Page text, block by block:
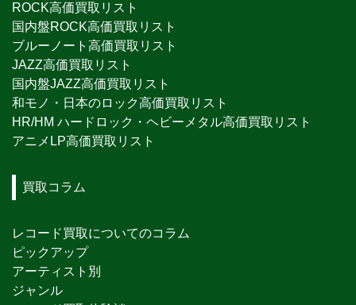
ROCK高価買取リスト
国内盤ROCK高価買取リスト
ブルーノート高価買取リスト
JAZZ高価買取リスト
国内盤JAZZ高価買取リスト
和モノ・日本のロック高価買取リスト
HR/HM ハードロック・ヘビーメタル高価買取リスト
アニメLP高価買取リスト
買取コラム
レコード買取についてのコラム
ピックアップ
アーティスト別
ジャンル